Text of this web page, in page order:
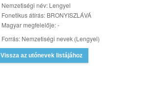
Nemzetiségi név: Lengyel
Fonetikus átírás: BRONYISZLÁVÁ
Magyar megfelelője: -
Forrás: Nemzetiségi nevek (Lengyel)
Vissza az utónevek listájához